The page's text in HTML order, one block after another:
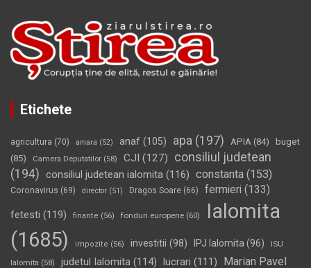
Etichete
agricultura (70) amara (52) anaf (105) apa (197) APIA (84)
buget
(85)
Camera Deputatilor (58) CJI (127)
consiliul judetean
(194) consiliul judetean ialomita (116) constanta (153)
Coronavirus (69) director (51) Dragos Soare (66) fermieri (133)
fetesti (119) finante (56) fonduri europene (60)
Ialomita
(1685)
impozite (56) investitii (98) IPJ Ialomita (96) ISU
Ialomita (58) judetul Ialomita (114) lucrari (111)
Marian Pavel